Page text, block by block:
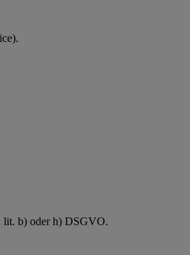
lit. b) oder h) DSGVO.